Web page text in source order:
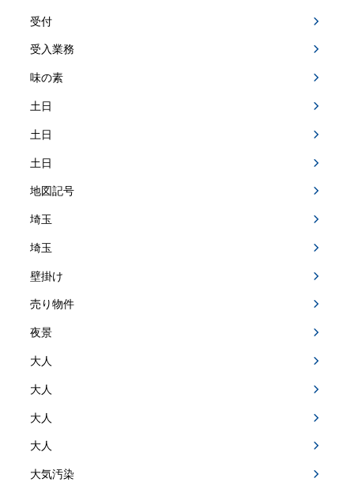
受付
受入業務
味の素
土日
土日
土日
地図記号
埼玉
埼玉
壁掛け
売り物件
夜景
大人
大人
大人
大人
大気汚染